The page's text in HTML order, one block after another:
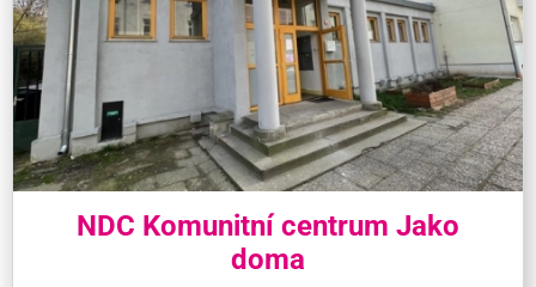
NDC Komunitní centrum Jako
doma